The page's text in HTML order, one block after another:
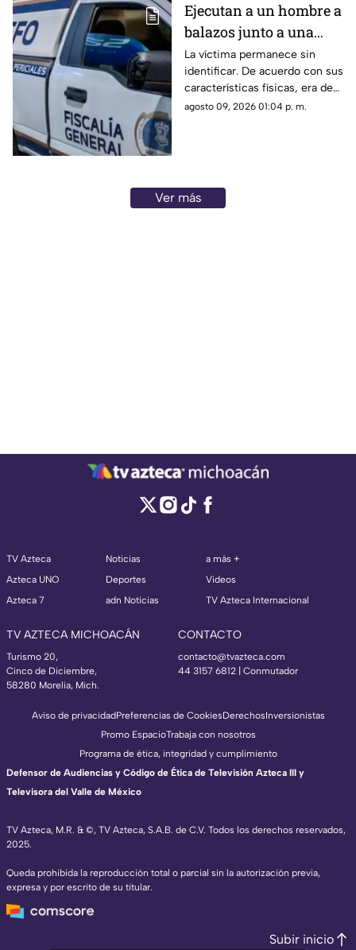
Ejecutan a un hombre a
balazos junto a una
gasolinera en
Michoacán
La víctima permanece sin
identificar. De acuerdo con sus
características físicas, era de
complexión robusta y vestía
agosto 09, 2026 01:04 p. m.
Ver más
TV Azteca
Azteca UNO
Azteca 7
Noticias
Deportes
adn Noticias
a más +
Videos
TV Azteca Internacional
TV AZTECA MICHOACÁN
Turismo 20,
Cinco de Diciembre,
58280 Morelia, Mich.
CONTACTO
contacto@tvazteca.com
44 3157 6812 | Conmutador
TV Azteca, M.R. & ©, TV Azteca, S.A.B. de C.V. Todos los derechos reservados,
2025.
Queda prohibida la reproducción total o parcial sin la autorización previa,
expresa y por escrito de su titular.
Aviso de privacidadPreferencias de CookiesDerechosInversionistas
Promo EspacioTrabaja con nosotros
Programa de ética, integridad y cumplimiento
Defensor de Audiencias y Código de Ética de Televisión Azteca III y
Televisora del Valle de México
Subir inicio